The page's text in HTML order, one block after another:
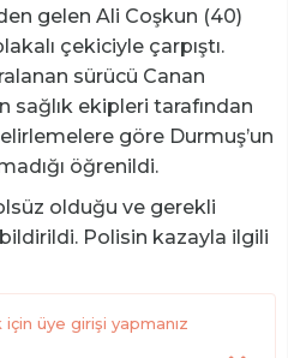
gelen Ali Coşkun (40)
çekiciyle çarpıştı.
sürücü Canan
sağlık ekipleri tarafından
göre Durmuş’un
öğrenildi.
olduğu ve gerekli
Polisin kazayla ilgili
üye girişi yapmanız